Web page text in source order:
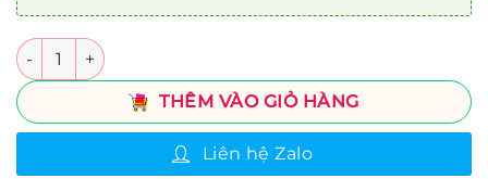
Số lượng
THÊM VÀO GIỎ HÀNG
Liên hệ Zalo